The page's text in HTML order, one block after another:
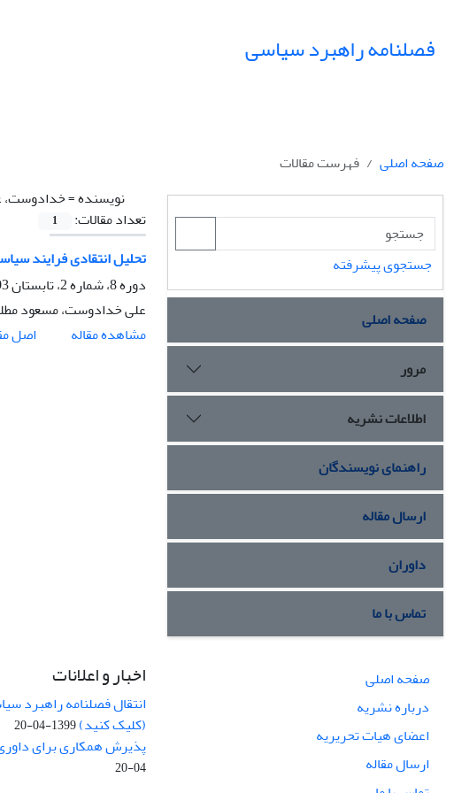
فصلنامه راهبرد سیاسی
صفحه اصلی
فهرست مقالات
نویسنده =خدادوست،
تعداد مقالات:
1
تحلیل انتقادی فرایند
دوره 8، شماره 2، تابستان 1403، صفحه
علی خدادوست، مسعود
مشاهده مقاله
اصل
جستجوی پیشرفته
صفحه اصلی
مرور
اطلاعات نشریه
راهنمای نویسندگان
ارسال مقاله
داوران
تماس با ما
صفحه اصلی
درباره نشریه
اعضای هیات تحریریه
ارسال مقاله
اخبار و اعلانات
انتقال فصلنامه راهبرد
(کلیک کنید)1399-04-20
پذیرش همکاری برای
04-20